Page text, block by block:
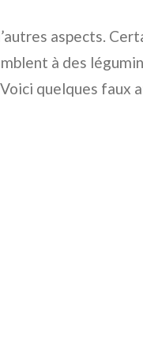
aspects.
à des
quelques faux